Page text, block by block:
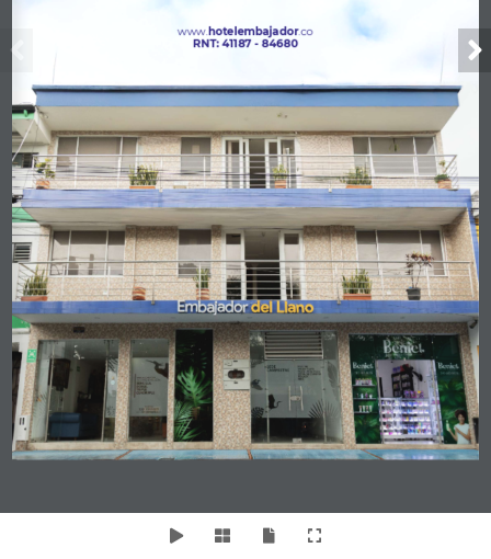
www.h ot  elembajador.co
RNT: 41187 - 84680